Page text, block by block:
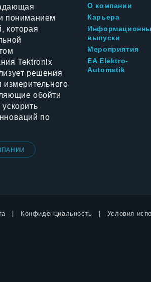
пониманием
которая
Tektronix
решения
измерительного
обойти
по
О компании
Карьера
выпуски
Мероприятия
EA Elektro-
Automatik
Конфиденциальность Условия